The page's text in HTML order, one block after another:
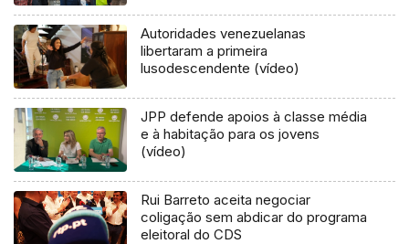
Autoridades venezuelanas
libertaram a primeira
lusodescendente (vídeo)
JPP defende apoios à classe média
e à habitação para os jovens
(vídeo)
Rui Barreto aceita negociar
coligação sem abdicar do programa
eleitoral do CDS